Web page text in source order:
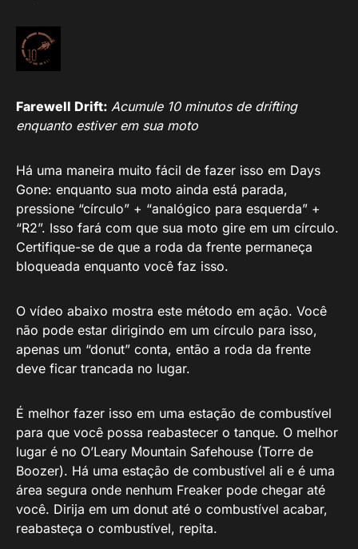
Farewell Drift: Acumule 10 minutos de drifting
enquanto estiver em sua moto
Há uma maneira muito fácil de fazer isso em Days
Gone: enquanto sua moto ainda está parada,
pressione “círculo” + “analógico para esquerda” +
“R2”. Isso fará com que sua moto gire em um círculo.
Certifique-se de que a roda da frente permaneça
bloqueada enquanto você faz isso.
O vídeo abaixo mostra este método em ação. Você
não pode estar dirigindo em um círculo para isso,
apenas um “donut” conta, então a roda da frente
deve ficar trancada no lugar.
É melhor fazer isso em uma estação de combustível
para que você possa reabastecer o tanque. O melhor
lugar é no O’Leary Mountain Safehouse (Torre de
Boozer). Há uma estação de combustível ali e é uma
área segura onde nenhum Freaker pode chegar até
você. Dirija em um donut até o combustível acabar,
reabasteça o combustível, repita.